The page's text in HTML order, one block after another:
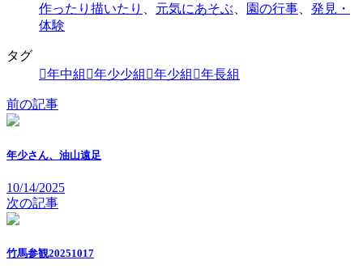
作ったり描いたり 、 元気にあそぶ、 園の行事、 発見・
体験
タグ
年中組
年少少組 年少組 年長組
前の記事
年少さん、油山遠足
10/14/2025
次の記事
竹馬参観20251017